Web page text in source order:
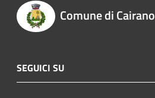
Comune di Cairano
SEGUICI SU